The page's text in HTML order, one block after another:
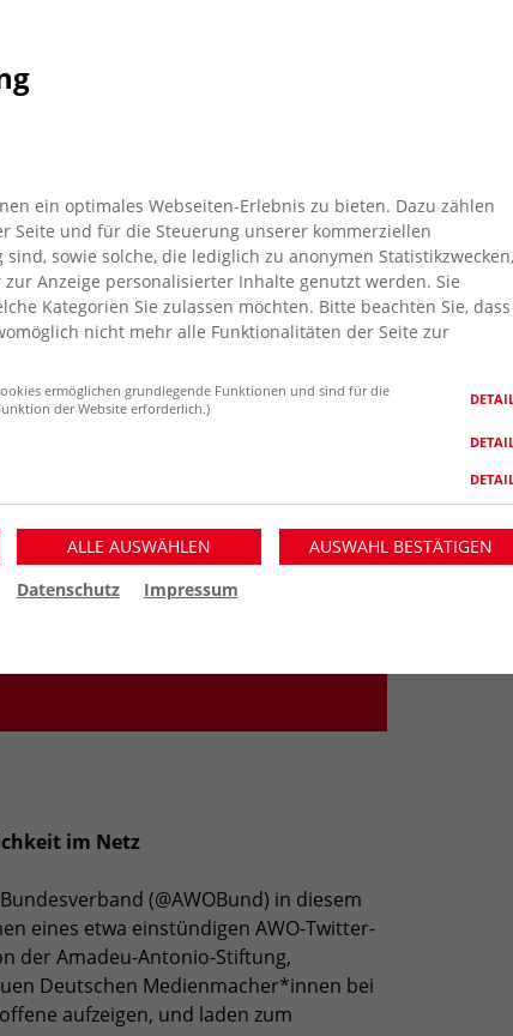
im Netz
(@AWOBund) in diesem
eines etwa einstündigen AWO-Twitter-
der Amadeu-Antonio-Stiftung,
Deutschen Medienmacher*innen bei
aufzeigen, und laden zum
ein optimales Webseiten-Erlebnis zu bieten. Dazu zählen
Seite und für die Steuerung unserer kommerziellen
sowie solche, die lediglich zu anonymen Statistikzwecken,
Anzeige personalisierter Inhalte genutzt werden. Sie
Kategorien Sie zulassen möchten. Bitte beachten Sie, dass
nicht mehr alle Funktionalitäten der Seite zur
ermöglichen grundlegende Funktionen und sind für die
der Website erforderlich.)
ALLE AUSWÄHLEN
AUSWAHL BESTÄTIGEN
Datenschutz
Impressum